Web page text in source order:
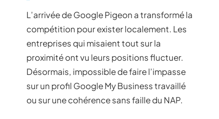
L’arrivée de Google Pigeon a transformé la
compétition pour exister localement. Les
entreprises qui misaient tout sur la
proximité ont vu leurs positions fluctuer.
Désormais, impossible de faire l’impasse
sur un profil Google My Business travaillé
ou sur une cohérence sans faille du NAP.